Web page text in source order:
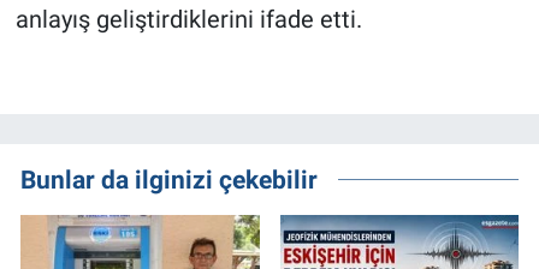
anlayış geliştirdiklerini ifade etti.
Bunlar da ilginizi çekebilir